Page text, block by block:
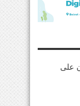
على